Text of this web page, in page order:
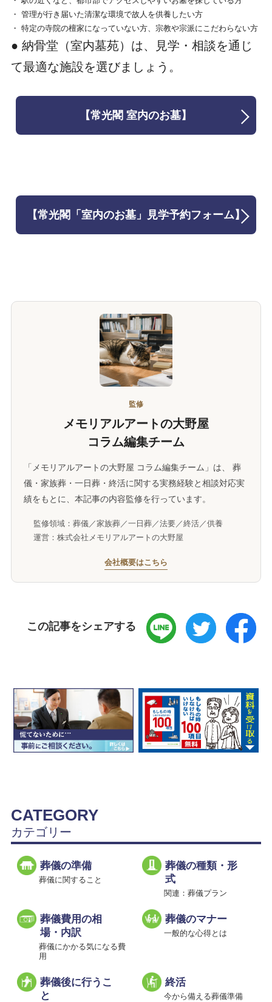
・ 管理が行き届いた清潔な環境で故人を供養したい方
・ 特定の寺院の檀家になっていない方、宗教や宗派にこだわらない方
● 納骨堂（室内墓苑）は、見学・相談を通じ
て最適な施設を選びましょう。
【常光閣 室内のお墓】
【常光閣「室内のお墓」見学予約フォーム】
監修
メモリアルアートの大野屋
コラム編集チーム
「メモリアルアートの大野屋 コラム編集チーム」は、 葬
儀・家族葬・一日葬・終活に関する実務経験と相談対応実
績をもとに、本記事の内容監修を行っています。
監修領域：葬儀／家族葬／一日葬／法要／終活／供養
運営：株式会社メモリアルアートの大野屋
会社概要はこちら
この記事をシェアする
CATEGORY
カテゴリー
葬儀の準備
葬儀に関すること
葬儀の種類・形
式
関連：葬儀プラン
葬儀費用の相
場・内訳
葬儀にかかる気になる費
用
葬儀のマナー
一般的な心得とは
葬儀後に行うこ
と
終活
今から備える葬儀準備